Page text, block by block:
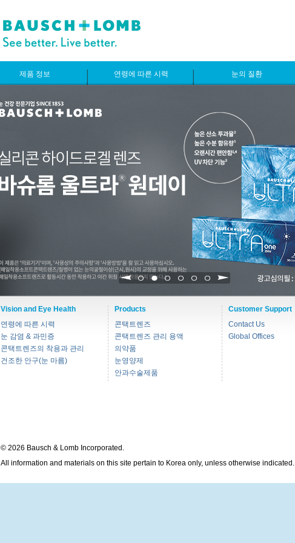
제품 정보 연령에 따른 시력 눈의 질환
1 2 3 4 5 6
Vision and Eye Health
연령에 따른 시력
눈 감염 & 과민증
콘택트렌즈의 착용과 관리
건조한 안구(눈 마름)
Products
콘택트렌즈
콘택트렌즈 관리 용액
의약품
눈영양제
안과수술제품
Customer Support
Contact Us
Global Offices
© 2026 Bausch & Lomb Incorporated.
All information and materials on this site pertain to Korea only, unless otherwise indicated.